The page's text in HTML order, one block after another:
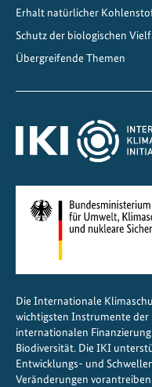
Erhalt natürlicher
Schutz der biologischen
Übergreifende Themen
Die Internationale
wichtigsten Instrumente der
internationalen
Biodiversität. Die IKI
Entwicklungs- und
Veränderungen